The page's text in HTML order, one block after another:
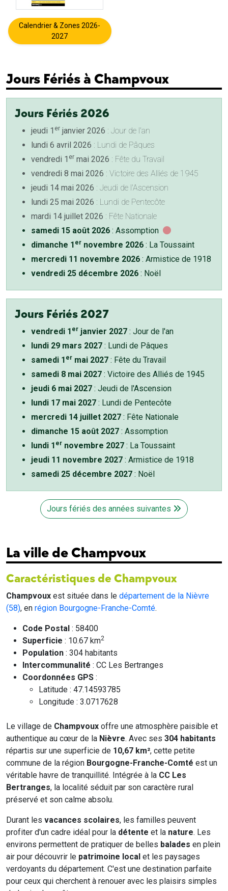
Calendrier & Zones 2026-
2027
Jours Fériés à Champvoux
Jours Fériés 2026
jeudi 1 er janvier 2026 : Jour de l'an
lundi 6 avril 2026 : Lundi de Pâques
vendredi 1 er mai 2026 : Fête du Travail
vendredi 8 mai 2026 : Victoire des Alliés de 1945
jeudi 14 mai 2026 : Jeudi de l'Ascension
lundi 25 mai 2026 : Lundi de Pentecôte
mardi 14 juillet 2026 : Fête Nationale
samedi 15 août 2026 : Assomption
dimanche 1 er novembre 2026 : La Toussaint
mercredi 11 novembre 2026 : Armistice de 1918
vendredi 25 décembre 2026 : Noël
Jours Fériés 2027
vendredi 1 er janvier 2027 : Jour de l'an
lundi 29 mars 2027 : Lundi de Pâques
samedi 1 er mai 2027 : Fête du Travail
samedi 8 mai 2027 : Victoire des Alliés de 1945
jeudi 6 mai 2027 : Jeudi de l'Ascension
lundi 17 mai 2027 : Lundi de Pentecôte
mercredi 14 juillet 2027 : Fête Nationale
dimanche 15 août 2027 : Assomption
lundi 1 er novembre 2027 : La Toussaint
jeudi 11 novembre 2027 : Armistice de 1918
samedi 25 décembre 2027 : Noël
Jours fériés des années suivantes
La ville de Champvoux
Caractéristiques de Champvoux
Champvoux est située dans le département de la Nièvre
(58), en région Bourgogne-Franche-Comté.
Code Postal : 58400
Superficie : 10.67 km2
Population : 304 habitants
Intercommunalité : CC Les Bertranges
Coordonnées GPS :
Latitude : 47.14593785
Longitude : 3.0717628
Le village de Champvoux offre une atmosphère paisible et
authentique au cœur de la Nièvre. Avec ses 304 habitants
répartis sur une superficie de 10,67 km², cette petite
commune de la région Bourgogne-Franche-Comté est un
véritable havre de tranquillité. Intégrée à la CC Les
Bertranges, la localité séduit par son caractère rural
préservé et son calme absolu.
Durant les vacances scolaires, les familles peuvent
profiter d'un cadre idéal pour la détente et la nature. Les
environs permettent de pratiquer de belles balades en plein
air pour découvrir le patrimoine local et les paysages
verdoyants du département. C'est une destination parfaite
pour ceux qui cherchent à renouer avec les plaisirs simples